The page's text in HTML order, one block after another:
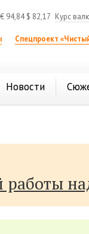
€ 94,84$ 82,17 Курс
Спецпроект
Новости
работы